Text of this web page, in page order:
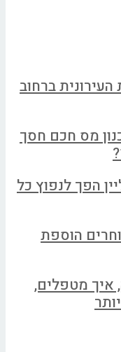
ברחוב
מס חכם חסך
הפך לנפוץ כל
הוספת
איך מטפלים,